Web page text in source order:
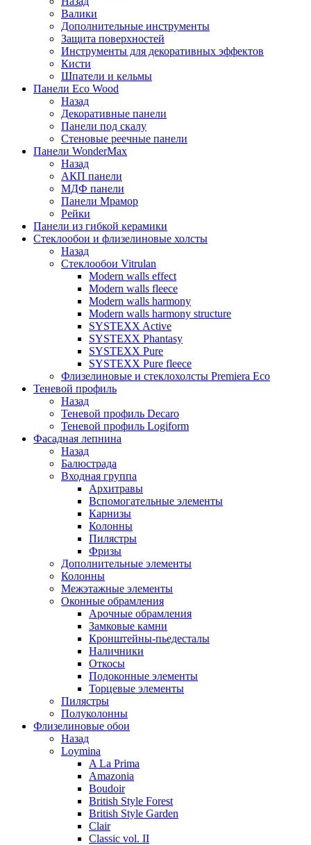
Валики
Дополнительные инструменты
Защита поверхностей
Инструменты для декоративных эффектов
Кисти
Шпатели и кельмы
Панели Eco Wood
Назад
Декоративные панели
Панели под скалу
Стеновые реечные панели
Панели WonderMax
Назад
АКП панели
МДФ панели
Панели Мрамор
Рейки
Панели из гибкой керамики
Стеклообои и флизелиновые холсты
Назад
Стеклообои Vitrulan
Modern walls effect
Modern walls fleece
Modern walls harmony
Modern walls harmony structure
SYSTEXX Active
SYSTEXX Phantasy
SYSTEXX Pure
SYSTEXX Pure fleece
Флизелиновые и стеклохолсты Premiera Eco
Теневой профиль
Назад
Теневой профиль Decaro
Теневой профиль Logiform
Фасадная лепнина
Назад
Балюстрада
Входная группа
Архитравы
Вспомогательные элементы
Карнизы
Колонны
Пилястры
Фризы
Дополнительные элементы
Колонны
Межэтажные элементы
Оконные обрамления
Арочные обрамления
Замковые камни
Кронштейны-пьедесталы
Наличники
Откосы
Подоконные элементы
Торцевые элементы
Пилястры
Полуколонны
Флизелиновые обои
Назад
Loymina
A La Prima
Amazonia
Boudoir
British Style Forest
British Style Garden
Clair
Classic vol. II